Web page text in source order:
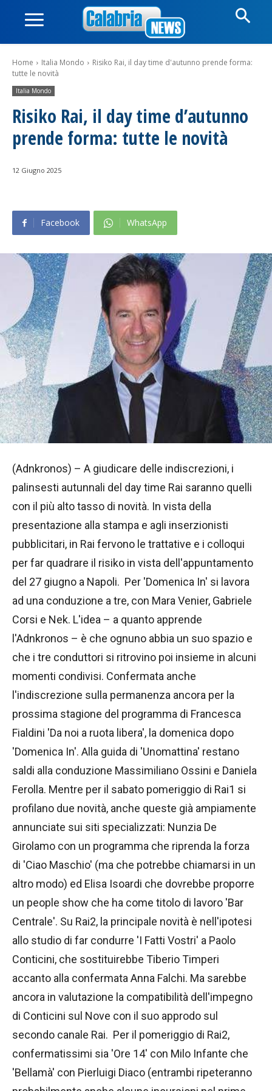
Home Italia Mondo
Risiko Rai, il day time d'autunno prende forma:
tutte le novità
Italia Mondo
Risiko Rai, il day time d’autunno
prende forma: tutte le novità
12 Giugno 2025
Facebook WhatsApp
(Adnkronos) – A giudicare delle indiscrezioni, i
palinsesti autunnali del day time Rai saranno quelli
con il più alto tasso di novità. In vista della
presentazione alla stampa e agli inserzionisti
pubblicitari, in Rai fervono le trattative e i colloqui
per far quadrare il risiko in vista dell'appuntamento
del 27 giugno a Napoli. Per 'Domenica In' si lavora
ad una conduzione a tre, con Mara Venier, Gabriele
Corsi e Nek. L'idea – a quanto apprende
l'Adnkronos – è che ognuno abbia un suo spazio e
che i tre conduttori si ritrovino poi insieme in alcuni
momenti condivisi. Confermata anche
l'indiscrezione sulla permanenza ancora per la
prossima stagione del programma di Francesca
Fialdini 'Da noi a ruota libera', la domenica dopo
'Domenica In'. Alla guida di 'Unomattina' restano
saldi alla conduzione Massimiliano Ossini e Daniela
Ferolla. Mentre per il sabato pomeriggio di Rai1 si
profilano due novità, anche queste già ampiamente
annunciate sui siti specializzati: Nunzia De
Girolamo con un programma che riprenda la forza
di 'Ciao Maschio' (ma che potrebbe chiamarsi in un
altro modo) ed Elisa Isoardi che dovrebbe proporre
un people show che ha come titolo di lavoro 'Bar
Centrale'. Su Rai2, la principale novità è nell'ipotesi
allo studio di far condurre 'I Fatti Vostri' a Paolo
Conticini, che sostituirebbe Tiberio Timperi
accanto alla confermata Anna Falchi. Ma sarebbe
ancora in valutazione la compatibilità dell'impegno
di Conticini sul Nove con il suo approdo sul
secondo canale Rai. Per il pomeriggio di Rai2,
confermatissimi sia 'Ore 14' con Milo Infante che
'Bellamà' con Pierluigi Diaco (entrambi ripeteranno